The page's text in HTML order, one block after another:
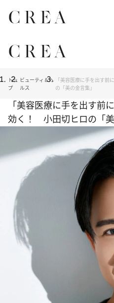
トッ
プ
ビューティ＆ヘ
ルス
「美容医療に手を出す
の「美の金言集」
「美容医療に手を出す前
効く！ 小田切ヒロの「美